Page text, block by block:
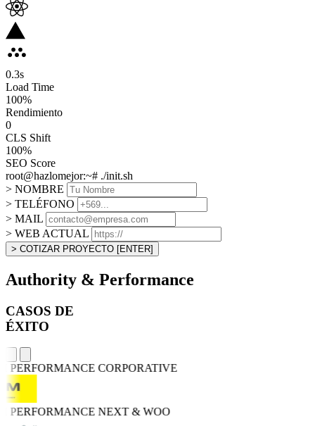
0.3s
Load Time
100%
Rendimiento
0
CLS Shift
100%
SEO Score
root@hazlomejor:~# ./init.sh
> NOMBRE
> TELÉFONO
> MAIL
> WEB ACTUAL
> COTIZAR PROYECTO [ENTER]
Authority & Performance
CASOS DE
ÉXITO
PERFORMANCECORPORATIVE
PERFORMANCENEXT & WOO